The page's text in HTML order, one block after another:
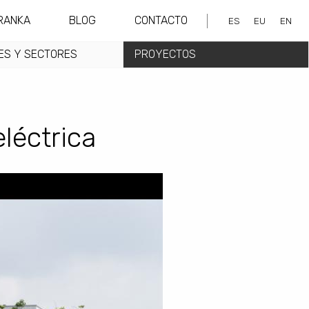
ES EU EN
BLOG CONTACTO
Y SECTORES PROYECTOS